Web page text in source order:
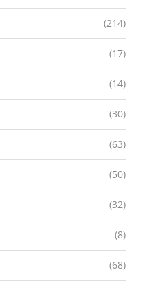
(214)
(17)
(14)
(30)
(63)
(50)
(32)
(8)
(68)